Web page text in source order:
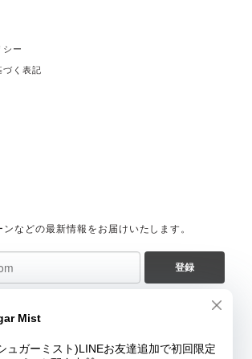
シー
づく表記
などの最新情報をお届けいたします。
登録